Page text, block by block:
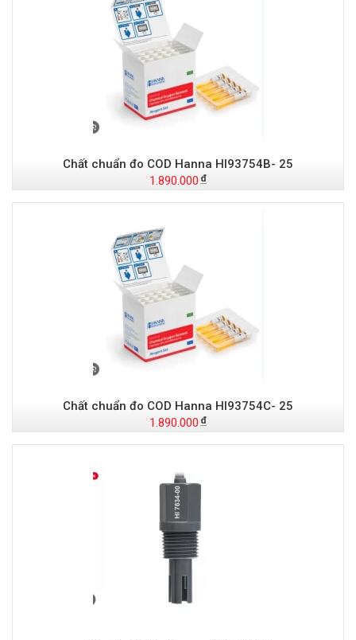
Chất chuẩn đo COD Hanna HI93754B- 25
1.890.000
Chất chuẩn đo COD Hanna HI93754C- 25
1.890.000